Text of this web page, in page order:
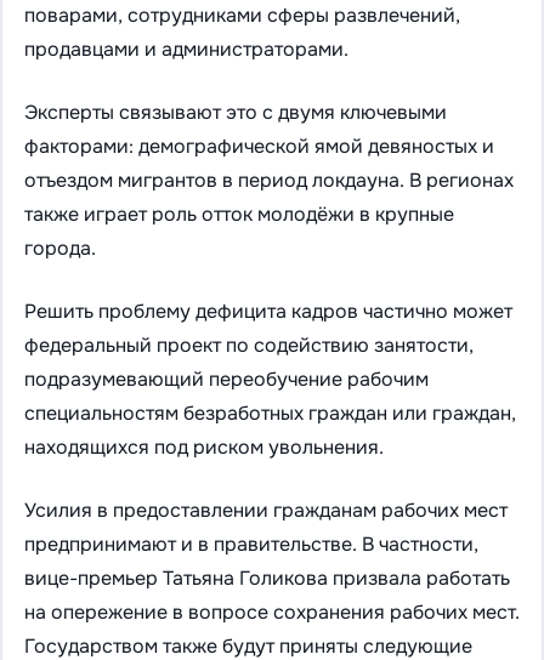
поварами, сотрудниками сферы развлечений,
продавцами и администраторами.
Эксперты связывают это с двумя ключевыми
факторами: демографической ямой девяностых и
отъездом мигрантов в период локдауна. В регионах
также играет роль отток молодёжи в крупные
города.
Решить проблему дефицита кадров частично может
федеральный проект по содействию занятости,
подразумевающий переобучение рабочим
специальностям безработных граждан или граждан,
находящихся под риском увольнения.
Усилия в предоставлении гражданам рабочих мест
предпринимают и в правительстве. В частности,
вице-премьер Татьяна Голикова призвала работать
на опережение в вопросе сохранения рабочих мест.
Государством также будут приняты следующие